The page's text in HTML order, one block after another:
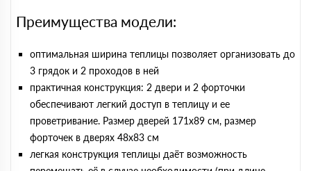
Преимущества модели:
оптимальная ширина теплицы позволяет организовать до
3 грядок и 2 проходов в ней
практичная конструкция: 2 двери и 2 форточки
обеспечивают легкий доступ в теплицу и ее
проветривание. Размер дверей 171х89 cм, размер
форточек в дверях 48х83 см
легкая конструкция теплицы даёт возможность